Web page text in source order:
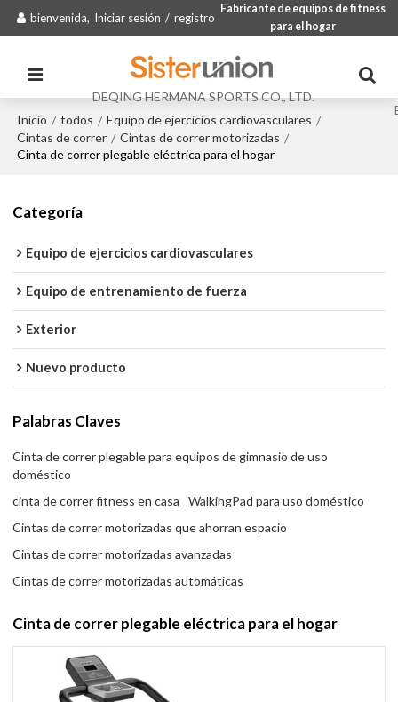
bienvenida, Iniciar sesión / registro
Fabricante de equipos de fitness
para el hogar
DEQING HERMANA SPORTS CO., LTD.
Inicio / todos / Equipo de ejercicios cardiovasculares /
Cintas de correr / Cintas de correr motorizadas /
Cinta de correr plegable eléctrica para el hogar
Categoría
Equipo de ejercicios cardiovasculares
Equipo de entrenamiento de fuerza
Exterior
Nuevo producto
Palabras Claves
Cinta de correr plegable para equipos de gimnasio de uso
doméstico
cinta de correr fitness en casa
WalkingPad para uso doméstico
Cintas de correr motorizadas que ahorran espacio
Cintas de correr motorizadas avanzadas
Cintas de correr motorizadas automáticas
Cinta de correr plegable eléctrica para el hogar